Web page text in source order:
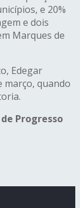
e 20%
e dois
Marques de
Edegar
março, quando
Progresso